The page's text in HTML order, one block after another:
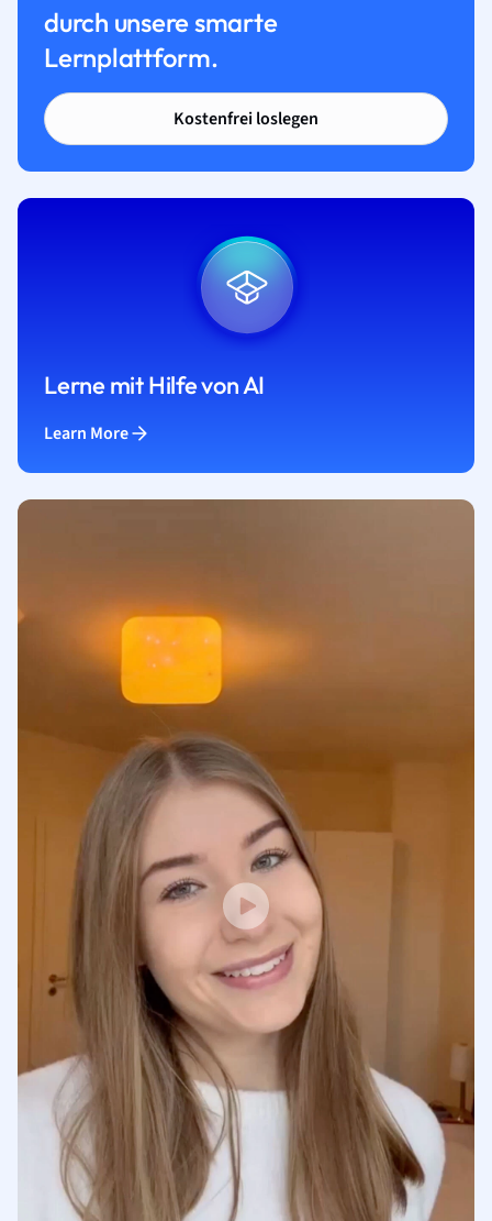
durch unsere smarte
Lernplattform.
Kostenfrei loslegen
Lerne mit Hilfe von AI
Learn More